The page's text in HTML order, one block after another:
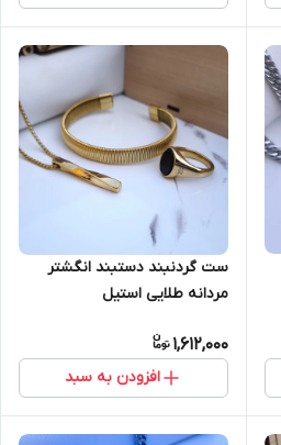
ست گردنبند دستبند انگشتر
مردانه طلایی استیل
1,612,000
افزودن به سبد